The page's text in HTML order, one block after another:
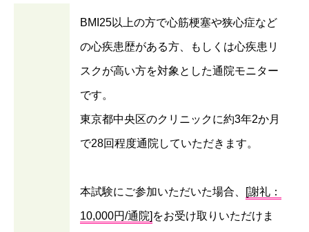
BMI25以上の方で心筋梗塞や狭心症など
の心疾患歴がある方、もしくは心疾患リ
スクが高い方を対象とした通院モニター
です。
東京都中央区のクリニックに約3年2か月
で28回程度通院していただきます。
本試験にご参加いただいた場合、 [謝礼：
10,000円/通院] をお受け取りいただけま